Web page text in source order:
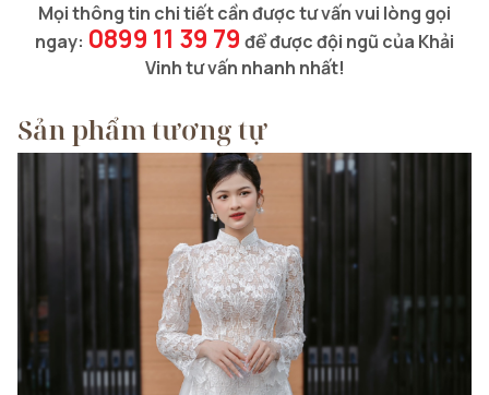
Mọi thông tin chi tiết cần được tư vấn vui lòng gọi
ngay: 0899 11 39 79 để được đội ngũ của Khải
Vinh tư vấn nhanh nhất!
Sản phẩm tương tự